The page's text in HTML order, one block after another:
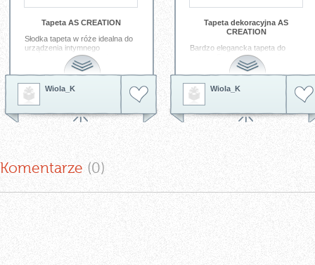
Tapeta AS CREATION
Słodka tapeta w róże idealna do
urządzenia intymnego
pomieszczenia w domu;) -
kolekcja AS CREATION
BOHEMIAN BURLESQUE
http://innetapety.pl/bohemian-
burlesque
tapeta
ścienna tapeta do salonu tapeta
Wiola_K
Tapeta dekoracyjna AS
CREATION
Bardzo elegancka tapeta do
salonu. Prawda, że warto ją
Tagi:
as creation tapeta do salonu
Wiola_K
Komentarze (0)